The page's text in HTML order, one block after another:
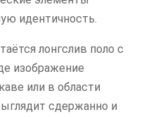
идентичность.
лонгслив поло с
изображение
или в области
сдержанно и